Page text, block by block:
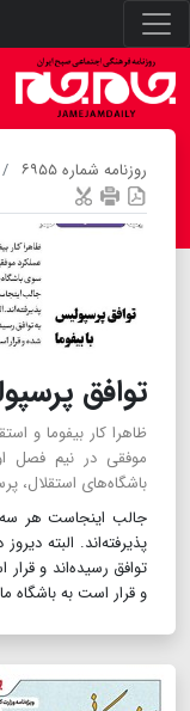
روزنامه شماره ۶۹۵۵
توافق
ظاهرا کار بیفوما و
موفقی در نیم فصل
باشگاه‌های استقلال،
جالب اینجاست هر سه
پذیرفته‌اند. البته
توافق رسیده‌اند و قرار
و قرار است به باشگاه